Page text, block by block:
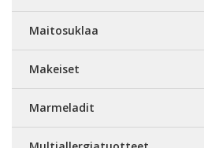
Maitosuklaa
Makeiset
Marmeladit